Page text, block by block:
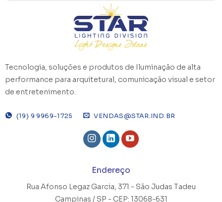
Tecnologia, soluções e produtos de Iluminação de alta
performance para arquitetural, comunicação visual e setor
de entretenimento.
(19) 9 9969-1725 VENDAS@STAR.IND.BR
Endereço
Rua Afonso Legaz Garcia, 371 - São Judas Tadeu
Campinas / SP - CEP: 13068-631